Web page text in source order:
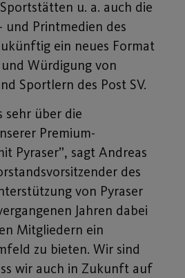
u. a. auch die
und Printmedien des
ein neues Format
Würdigung von
Sportlern des Post SV.
sehr über die
Premium-
Pyraser”, sagt Andreas
des
von Pyraser
Jahren dabei
Mitgliedern ein
zu bieten. Wir sind
wir auch in Zukunft auf